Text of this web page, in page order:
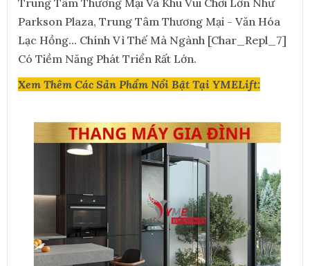
Parkson Plaza, Trung Tâm Thương Mại - Văn Hóa
Lạc Hồng... Chính Vì Thế Mà Ngành [Char_Repl_7]
Có Tiềm Năng Phát Triển Rất Lớn.
Xem Thêm Các Sản Phẩm Nổi Bật Tại YMELift: